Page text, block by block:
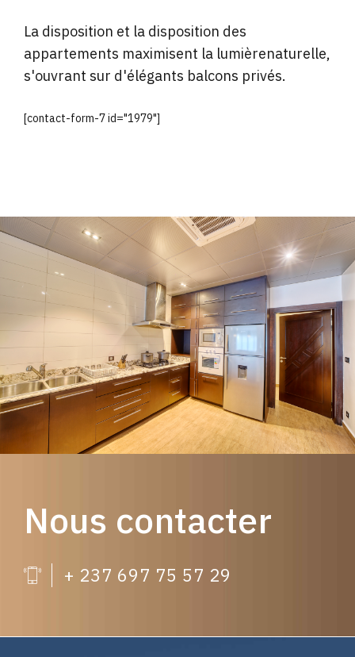
La disposition et la disposition des
appartements maximisent la lumièrenaturelle,
s'ouvrant sur d'élégants balcons privés.
[contact-form-7 id="1979"]
Nous contacter
+ 237 697 75 57 29